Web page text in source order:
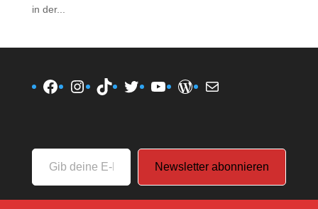
in der...
Facebook
Instagram
TikTokTwitterYouTube
WordPress
E-Mail
deine
E-
Newsletter abonnieren